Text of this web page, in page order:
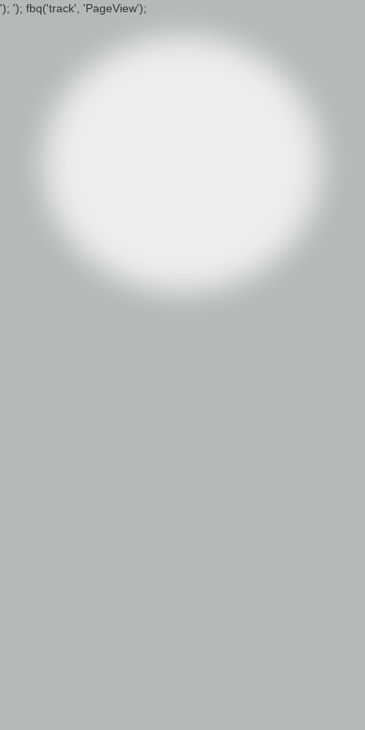
'); '); fbq('track', 'PageView');